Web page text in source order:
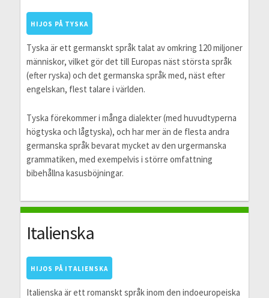
HIJOS PÅ TYSKA
Tyska är ett germanskt språk talat av omkring 120 miljoner
människor, vilket gör det till Europas näst största språk
(efter ryska) och det germanska språk med, näst efter
engelskan, flest talare i världen.
Tyska förekommer i många dialekter (med huvudtyperna
högtyska och lågtyska), och har mer än de flesta andra
germanska språk bevarat mycket av den urgermanska
grammatiken, med exempelvis i större omfattning
bibehållna kasusböjningar.
Italienska
HIJOS PÅ ITALIENSKA
Italienska är ett romanskt språk inom den indoeuropeiska